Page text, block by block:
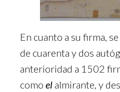
En cuanto a su firma,
de cuarenta y dos
anterioridad a 1502
como el almirante, y